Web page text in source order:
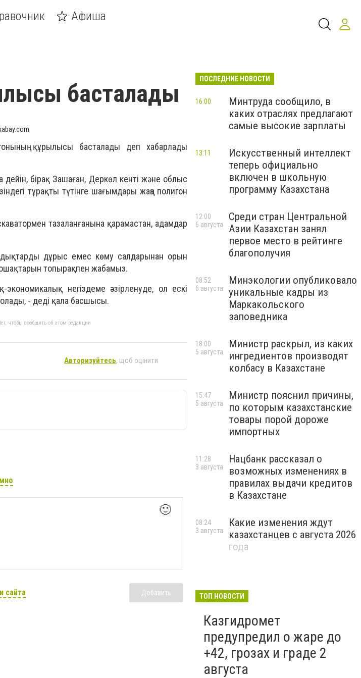
Афиша
басталады
құрылысы басталады деп хабарлады
дейін, бірақ Зашаған, Деркөл кенті және облыс
тұрақты түтінге шағымдары жаңа полигон
тазаланғанына қарамастан, адамдар
дұрыс емес көму салдарынан орын
ошақтарын топырақпен жабамыз.
негіздеме әзірленуде, ол ескі
- деді қала басшысы.
чтобы сообщить об этом редакции
Авторизуйтесь, щоб оцінити
🙂
сайта Добавить
ПОСЛЕДНИЕ НОВОСТИ
Минтруда сообщило, в
каких отраслях предлагают
самые высокие зарплаты
16:00
Искусственный интеллект
теперь официально
включен в школьную
программу Казахстана
13:11
Среди стран Центральной
Азии Казахстан занял
первое место в рейтинге
благополучия
12:00
6 августа
Минэкологии опубликовало
уникальные кадры из
Маркакольского
заповедника
08:52
6 августа
Министр раскрыл, из каких
ингредиентов производят
колбасу в Казахстане
18:00
5 августа
Министр пояснил причины,
по которым казахстанские
товары порой дороже
импортных
15:47
5 августа
Нацбанк рассказал о
возможных изменениях в
правилах выдачи кредитов
в Казахстане
11:28
3 августа
Какие изменения ждут
казахстанцев с августа 2026
года
08:24
3 августа
ТОП НОВОСТИ
Казгидромет
предупредил о жаре до
+42, грозах и граде 2
августа